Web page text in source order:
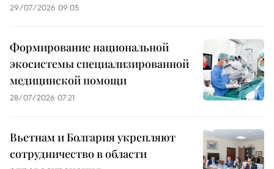
29/07/2026 09:05
Формирование национальной
экосистемы специализированной
медицинской помощи
28/07/2026 07:21
Вьетнам и Болгария укрепляют
сотрудничество в области